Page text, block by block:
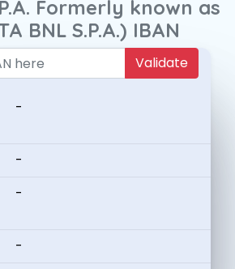
Formerly known as
BNL S.P.A.) IBAN
Validate
-
-
-
-